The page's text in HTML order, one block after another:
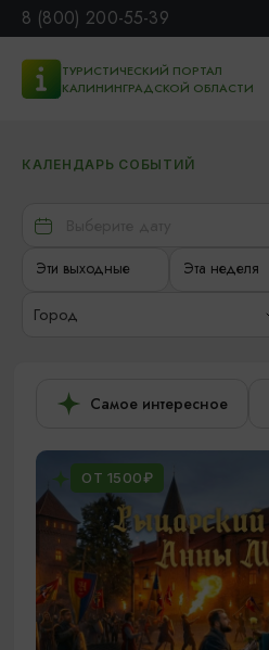
8 (800) 200-55-39
ТУРИСТИЧЕСКИЙ ПОРТАЛ
КАЛИНИНГРАДСКОЙ ОБЛАСТИ
КАЛЕНДАРЬ СОБЫТИЙ
Эти выходные Эта неделя
Город
Самое интересное
ОТ 1500₽